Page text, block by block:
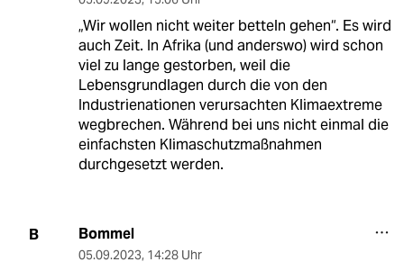
„Wir wollen nicht weiter betteln gehen“. Es wird
auch Zeit. In Afrika (und anderswo) wird schon
viel zu lange gestorben, weil die
Lebensgrundlagen durch die von den
Industrienationen verursachten Klimaextreme
wegbrechen. Während bei uns nicht einmal die
einfachsten Klimaschutzmaßnahmen
durchgesetzt werden.
B Bommel
05.09.2023, 14:28 Uhr